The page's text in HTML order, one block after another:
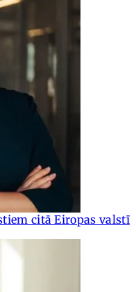
citā Eiropas valstī